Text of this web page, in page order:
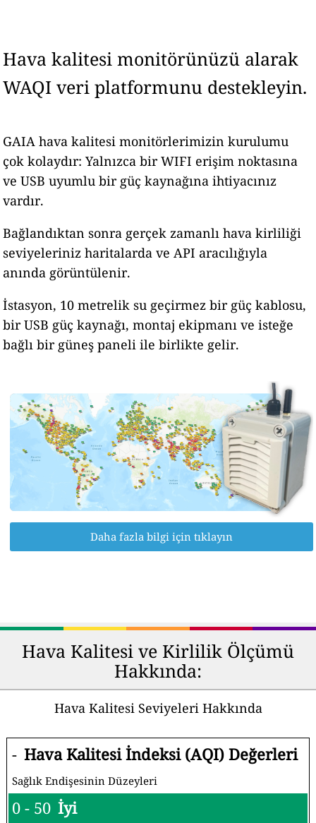
Hava kalitesi monitörünüzü alarak
WAQI veri platformunu destekleyin.
GAIA hava kalitesi monitörlerimizin kurulumu
çok kolaydır: Yalnızca bir WIFI erişim noktasına
ve USB uyumlu bir güç kaynağına ihtiyacınız
vardır.
Bağlandıktan sonra gerçek zamanlı hava kirliliği
seviyeleriniz haritalarda ve API aracılığıyla
anında görüntülenir.
İstasyon, 10 metrelik su geçirmez bir güç kablosu,
bir USB güç kaynağı, montaj ekipmanı ve isteğe
bağlı bir güneş paneli ile birlikte gelir.
Daha fazla bilgi için tıklayın
Hava Kalitesi ve Kirlilik Ölçümü
Hakkında:
Hava Kalitesi Seviyeleri Hakkında
- Hava Kalitesi İndeksi (AQI) Değerleri
Sağlık Endişesinin Düzeyleri
0 - 50 İyi